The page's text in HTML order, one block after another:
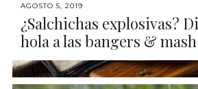
AGOSTO 5, 2019
¿Salchichas explosivas? Di
hola a las bangers & mash